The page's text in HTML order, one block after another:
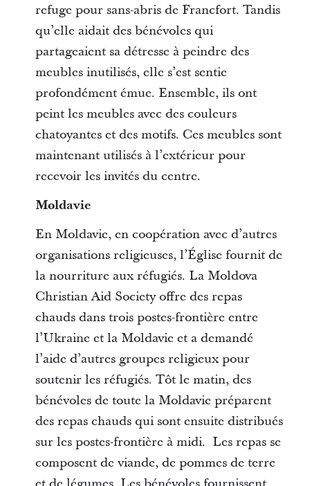
refuge pour sans-abris de Francfort. Tandis
qu’elle aidait des bénévoles qui
partageaient sa détresse à peindre des
meubles inutilisés, elle s’est sentie
profondément émue. Ensemble, ils ont
peint les meubles avec des couleurs
chatoyantes et des motifs. Ces meubles sont
maintenant utilisés à l’extérieur pour
recevoir les invités du centre.
Moldavie
En Moldavie, en coopération avec d’autres
organisations religieuses, l’Église fournit de
la nourriture aux réfugiés. La Moldova
Christian Aid Society offre des repas
chauds dans trois postes-frontière entre
l’Ukraine et la Moldavie et a demandé
l’aide d’autres groupes religieux pour
soutenir les réfugiés. Tôt le matin, des
bénévoles de toute la Moldavie préparent
des repas chauds qui sont ensuite distribués
sur les postes-frontière à midi. Les repas se
composent de viande, de pommes de terre